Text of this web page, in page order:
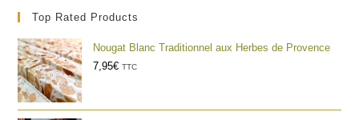
Top Rated Products
Nougat Blanc Traditionnel aux Herbes de Provence
7,95€ TTC